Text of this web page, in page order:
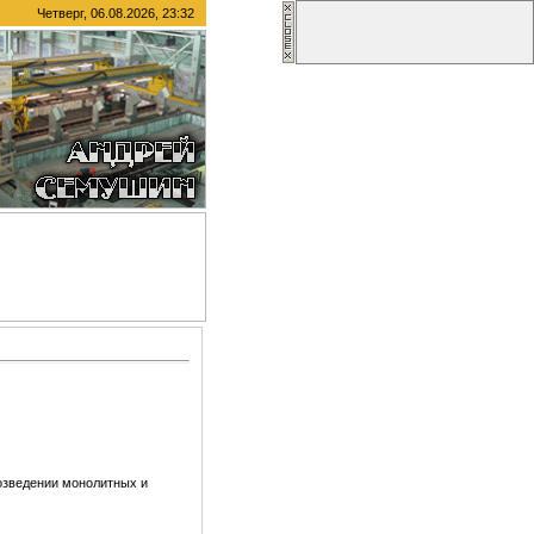
Четверг, 06.08.2026, 23:32
монолитных и